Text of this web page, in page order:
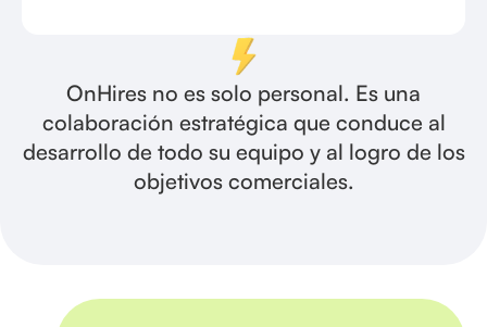
OnHires no es solo personal. Es una
colaboración estratégica que conduce al
desarrollo de todo su equipo y al logro de los
objetivos comerciales.